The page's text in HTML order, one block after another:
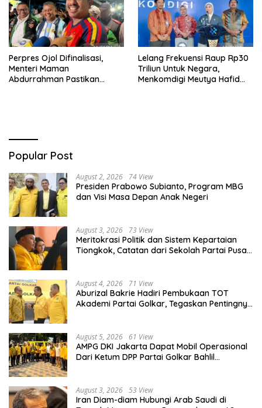
Perpres Ojol Difinalisasi,
Menteri Maman
Abdurrahman Pastikan
Lelang Frekuensi Raup Rp30
Triliun Untuk Negara,
Menkomdigi Meutya Hafid
Popular Post
August 2, 2026 74 View
Presiden Prabowo Subianto, Program MBG
dan Visi Masa Depan Anak Negeri
August 3, 2026 73 View
Meritokrasi Politik dan Sistem Kepartaian
Tiongkok, Catatan dari Sekolah Partai Pusat
August 4, 2026 71 View
Aburizal Bakrie Hadiri Pembukaan TOT
Akademi Partai Golkar, Tegaskan Pentingnya
August 5, 2026 61 View
AMPG DKI Jakarta Dapat Mobil Operasional
Dari Ketum DPP Partai Golkar Bahlil
August 3, 2026 53 View
Iran Diam-diam Hubungi Arab Saudi di